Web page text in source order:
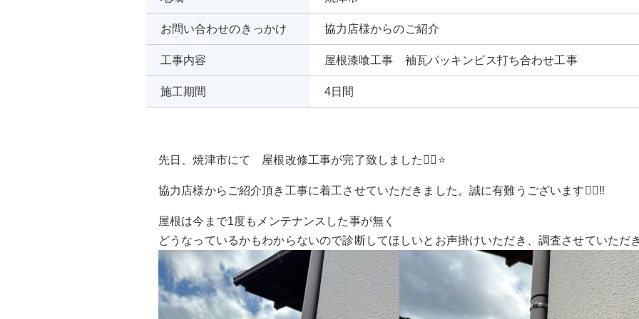
お問い合わせのきっかけ 協力店様からのご紹介
工事内容 屋根漆喰工事 袖瓦パッキンビス打ち合わせ工事
施工期間 4日間
先日、焼津市にて 屋根改修工事が完了致しました🙇‍♂️⭐️
協力店様からご紹介頂き工事に着工させていただきました。誠に有難うございます🙇‍♂️‼︎
屋根は今まで1度もメンテナンスした事が無く
どうなっているかもわからないので診断してほしいとお声掛けいただき、調査させていただ